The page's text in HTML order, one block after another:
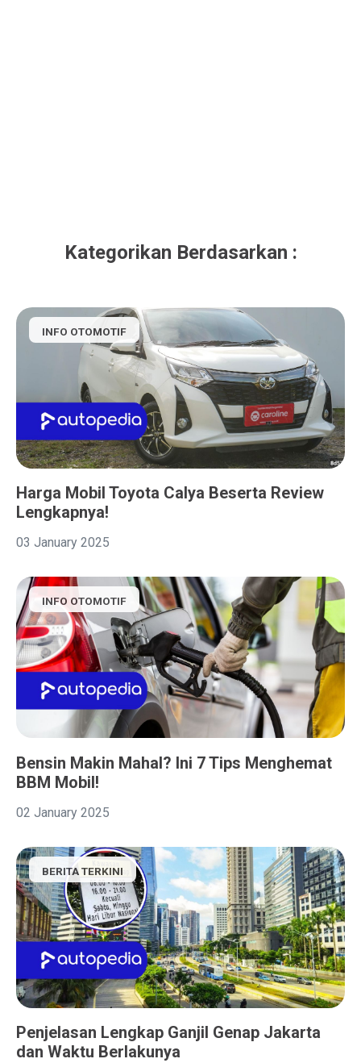
Kategorikan Berdasarkan :
INFO OTOMOTIF
Harga Mobil Toyota Calya Beserta Review
Lengkapnya!
03 January 2025
INFO OTOMOTIF
Bensin Makin Mahal? Ini 7 Tips Menghemat
BBM Mobil!
02 January 2025
BERITA TERKINI
Penjelasan Lengkap Ganjil Genap Jakarta
dan Waktu Berlakunya